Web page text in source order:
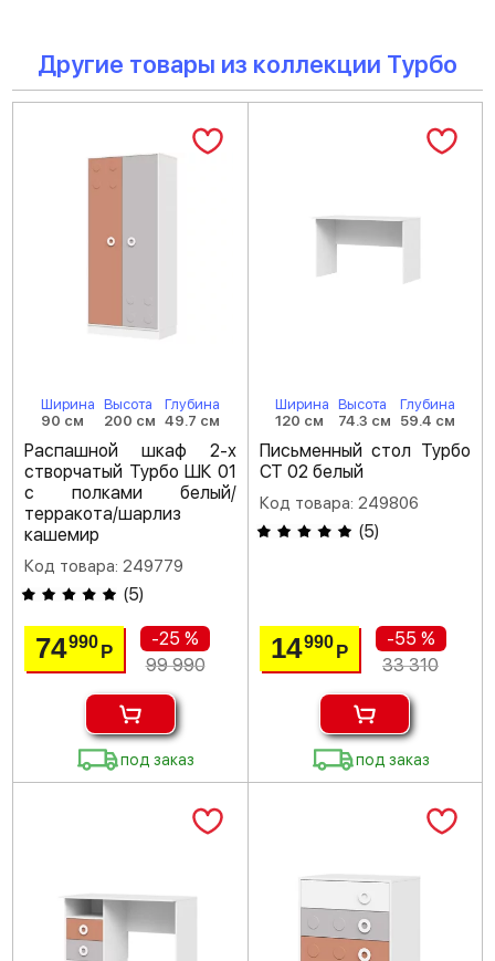
Другие товары из коллекции Турбо
Ширина
90 см
Высота
200 см
Глубина
49.7 см
Распашной шкаф 2-х
створчатый Турбо ШК 01
с полками белый/
терракота/шарлиз
кашемир
Код товара: 249779
(5)
74990Р
-25 %
99 990
под заказ
Ширина
120 см
Высота
74.3 см
Глубина
59.4 см
Письменный стол Турбо
СТ 02 белый
Код товара: 249806
(5)
14990 Р
-55 %
33 310
под заказ